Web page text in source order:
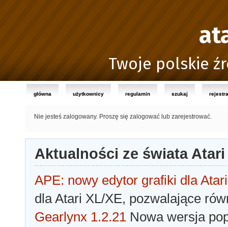
Twoje polskie
główna użytkownicy regulamin szukaj
Nie jesteś zalogowany. Proszę się zalogować lub zarejestrować.
Aktualności ze świata Atari
APE: nowy edytor grafiki dla Atari
dla Atari XL/XE, pozwalające
Gearlynx 1.2.21 Nowa wersja